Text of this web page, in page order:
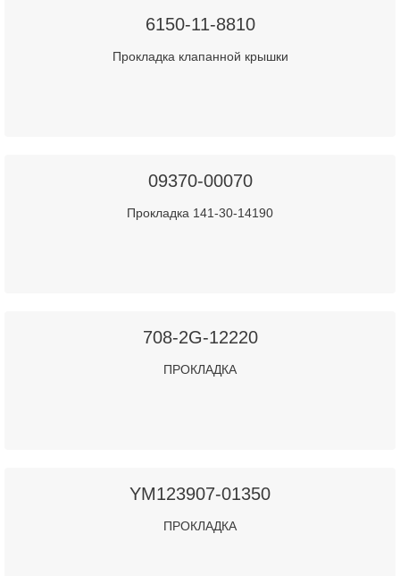
6150-11-8810
Прокладка клапанной крышки
09370-00070
Прокладка 141-30-14190
708-2G-12220
ПРОКЛАДКА
YM123907-01350
ПРОКЛАДКА